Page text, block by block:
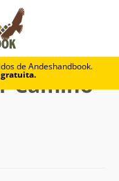
de Andeshandbook.
Sur - Por Camino
Camino